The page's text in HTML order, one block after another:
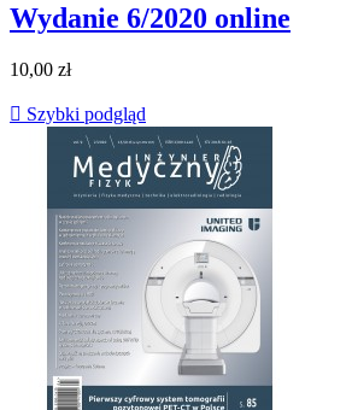
Wydanie 6/2020 online
10,00 zł
 Szybki podgląd